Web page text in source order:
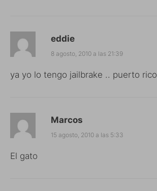
eddie
8 agosto, 2010 a las 21:39
ya yo lo tengo jailbrake .. puerto rico
Marcos
15 agosto, 2010 a las 5:33
El gato